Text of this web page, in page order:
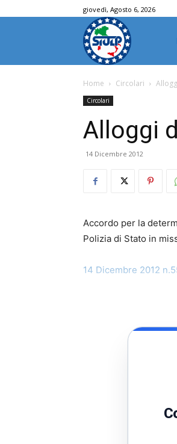
giovedì, Agosto 6, 2026
Home Circolari
Circolari
Alloggi
14 Dicembre 2012
Accordo per la
Polizia di Stato in
14 Dicembre 2012